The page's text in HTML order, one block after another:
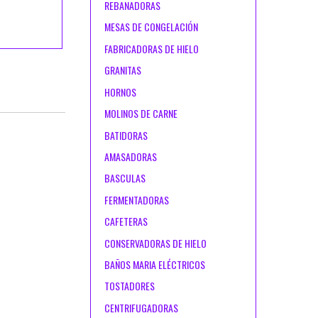
REBANADORAS
MESAS DE CONGELACIÓN
FABRICADORAS DE HIELO
GRANITAS
HORNOS
MOLINOS DE CARNE
BATIDORAS
AMASADORAS
BASCULAS
FERMENTADORAS
CAFETERAS
CONSERVADORAS DE HIELO
BAÑOS MARIA ELÉCTRICOS
TOSTADORES
CENTRIFUGADORAS